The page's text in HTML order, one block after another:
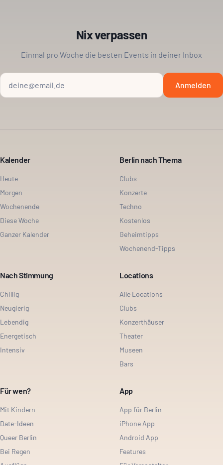
Nix verpassen
Einmal pro Woche die besten Events in deiner Inbox
Anmelden
Kalender
Heute
Morgen
Wochenende
Diese Woche
Ganzer Kalender
Berlin nach Thema
Clubs
Konzerte
Techno
Kostenlos
Geheimtipps
Wochenend-Tipps
Nach Stimmung
Chillig
Neugierig
Lebendig
Energetisch
Intensiv
Locations
Alle Locations
Clubs
Konzerthäuser
Theater
Museen
Bars
Für wen?
Mit Kindern
Date-Ideen
Queer Berlin
Bei Regen
App
App für Berlin
iPhone App
Android App
Features